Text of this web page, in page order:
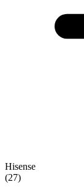
Hisense
(27)